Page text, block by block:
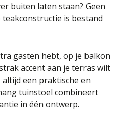
buiten laten staan? Geen
is bestand
gasten hebt, op je balkon
accent aan je terras wilt
een praktische en
tuinstoel combineert
in één ontwerp.